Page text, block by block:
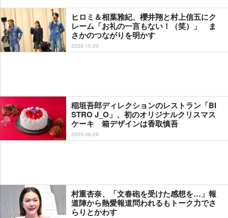
ヒロミ＆相葉雅紀、櫻井翔と村上信五にク
レーム「お礼の一言もない！（笑）」 ま
さかのつながりを明かす
2025-10-23
稲垣吾郎ディレクションのレストラン「BI
STRO J_O」、初のオリジナルクリスマス
ケーキ 箱デザインは香取慎吾
2025-08-29
村重杏奈、「文春砲を受けた感想を…」報
道陣から熱愛報道問われるもトーク力でさ
らりとかわす